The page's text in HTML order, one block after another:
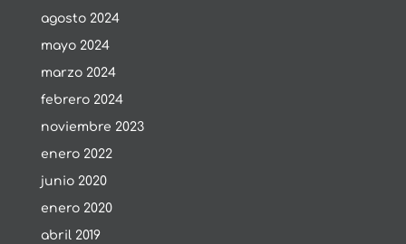
agosto 2024
mayo 2024
marzo 2024
febrero 2024
noviembre 2023
enero 2022
junio 2020
enero 2020
abril 2019